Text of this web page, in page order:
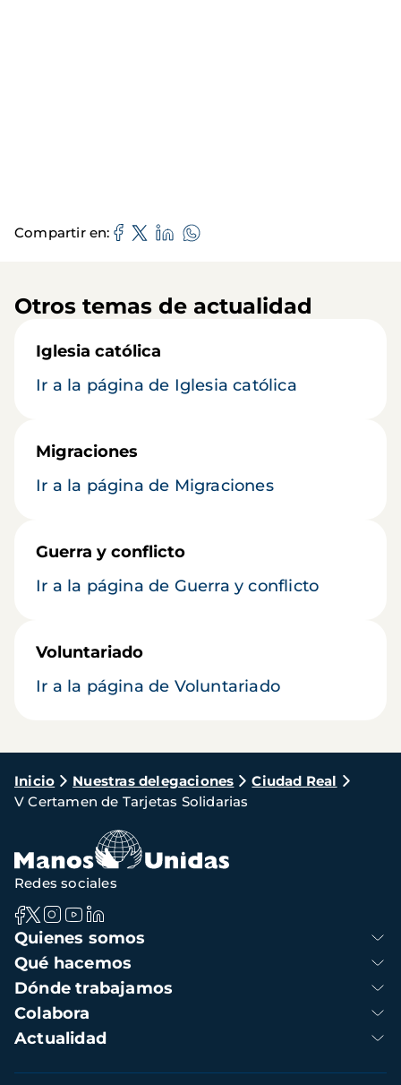
Compartir en
Otros temas de actualidad
Iglesia católica
Ir a la página de Iglesia católica
Migraciones
Ir a la página de Migraciones
Guerra y conflicto
Ir a la página de Guerra y conflicto
Voluntariado
Ir a la página de Voluntariado
Ruta
de
navegación
Inicio Nuestras delegaciones
Ciudad Real
V Certamen de Tarjetas Solidarias
Navegación
principal
Quienes somos
Qué hacemos
Dónde trabajamos
Colabora
Actualidad
Redes sociales